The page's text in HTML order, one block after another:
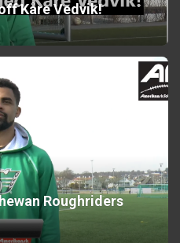
Kåre Vedvik!
Roughriders